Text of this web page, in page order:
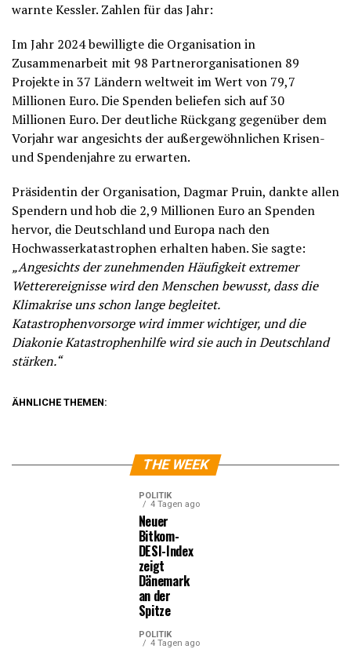
warnte Kessler. Zahlen für das Jahr:
Im Jahr 2024 bewilligte die Organisation in
Zusammenarbeit mit 98 Partnerorganisationen 89
Projekte in 37 Ländern weltweit im Wert von 79,7
Millionen Euro. Die Spenden beliefen sich auf 30
Millionen Euro. Der deutliche Rückgang gegenüber dem
Vorjahr war angesichts der außergewöhnlichen Krisen-
und Spendenjahre zu erwarten.
Präsidentin der Organisation, Dagmar Pruin, dankte allen
Spendern und hob die 2,9 Millionen Euro an Spenden
hervor, die Deutschland und Europa nach den
Hochwasserkatastrophen erhalten haben. Sie sagte:
„Angesichts der zunehmenden Häufigkeit extremer
Wetterereignisse wird den Menschen bewusst, dass die
Klimakrise uns schon lange begleitet.
Katastrophenvorsorge wird immer wichtiger, und die
Diakonie Katastrophenhilfe wird sie auch in Deutschland
stärken.“
ÄHNLICHE THEMEN:
THE WEEK
POLITIK
4 Tagen ago
Neuer
Bitkom-
DESI-Index
zeigt
Dänemark
an der
Spitze
POLITIK
4 Tagen ago